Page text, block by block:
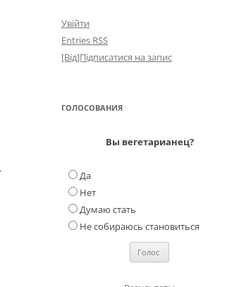
Увійти
Entries RSS
[Від]Підписатися на запис
ГОЛОСОВАНИЯ
Вы вегетарианец?
Да
Нет
Думаю стать
Не собираюсь становиться